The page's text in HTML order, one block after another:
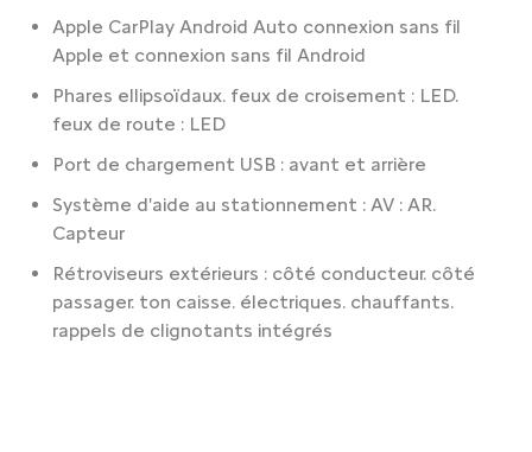
Apple CarPlay Android Auto connexion sans fil
Apple et connexion sans fil Android
Phares ellipsoïdaux. feux de croisement : LED.
feux de route : LED
Port de chargement USB : avant et arrière
Système d'aide au stationnement : AV : AR.
Capteur
Rétroviseurs extérieurs : côté conducteur. côté
passager. ton caisse. électriques. chauffants.
rappels de clignotants intégrés